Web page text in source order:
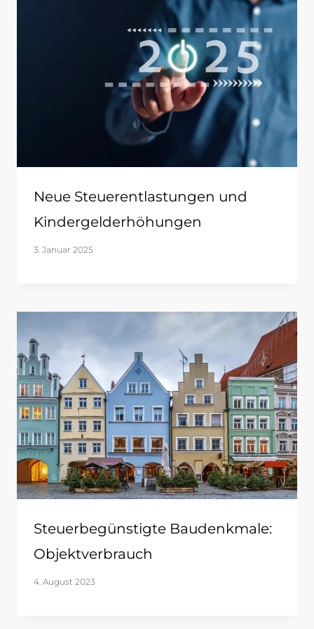
Neue Steuerentlastungen und
Kindergelderhöhungen
3. Januar 2025
Steuerbegünstigte Baudenkmale:
Objektverbrauch
4. August 2023